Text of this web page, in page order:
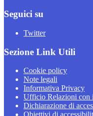
Seguici su
Twitter
Sezione Link Utili
Cookie policy
Note legali
Informativa Privacy
Ufficio Relazioni con
Dichiarazione di